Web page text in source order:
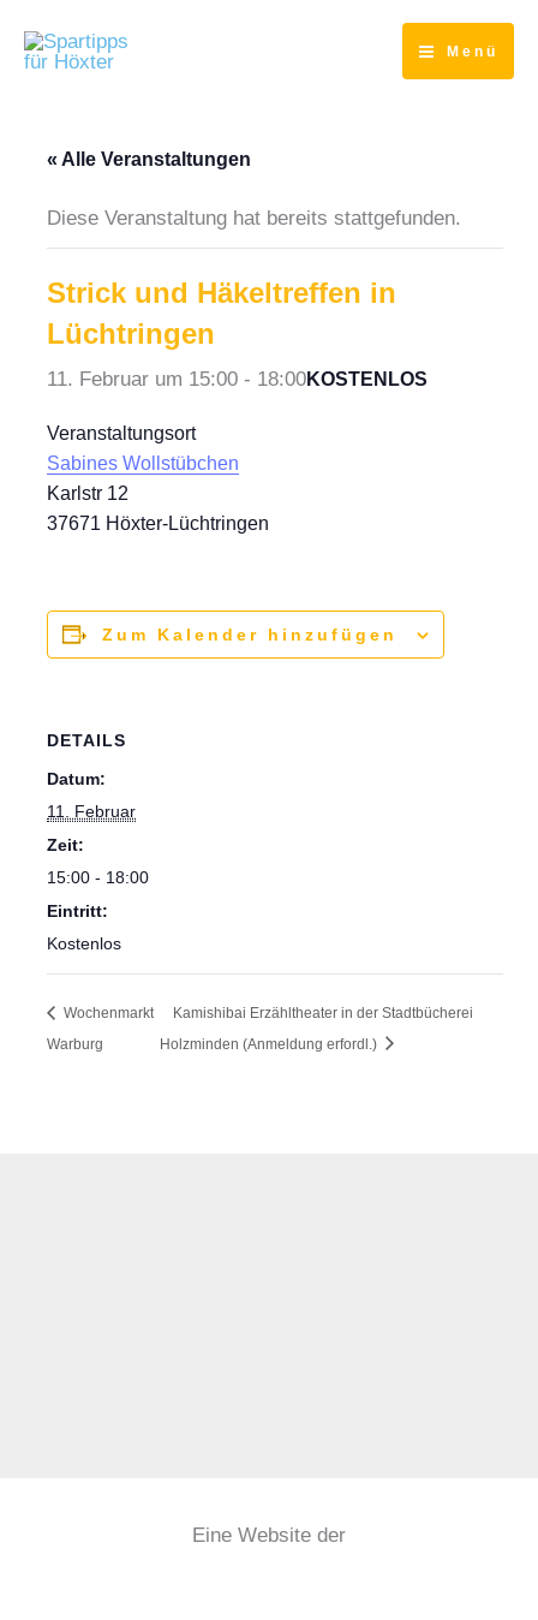
Inhalt
springen
Menü
« Alle Veranstaltungen
Diese Veranstaltung hat bereits stattgefunden.
Strick und Häkeltreffen in
Lüchtringen
11. Februar um 15:00 - 18:00KOSTENLOS
Veranstaltungsort
Sabines Wollstübchen
Karlstr 12
37671 Höxter-Lüchtringen
Zum Kalender hinzufügen
DETAILS
Datum:
11. Februar
Zeit:
15:00 - 18:00
Eintritt:
Kostenlos
Wochenmarkt
Warburg
Kamishibai Erzähltheater in der Stadtbücherei
Holzminden (Anmeldung erfordl.)
Eine Website der